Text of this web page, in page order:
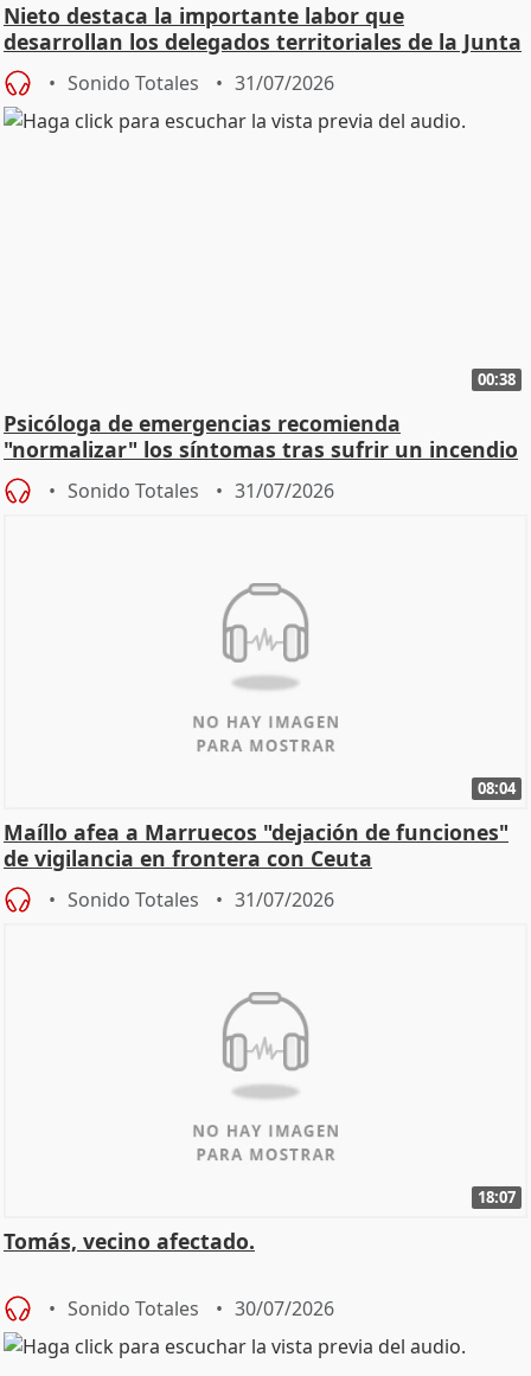
Nieto destaca la importante labor que
desarrollan los delegados territoriales de la Junta
Sonido Totales 31/07/2026
00:38
Psicóloga de emergencias recomienda
"normalizar" los síntomas tras sufrir un incendio
Sonido Totales 31/07/2026
08:04
Maíllo afea a Marruecos "dejación de funciones"
de vigilancia en frontera con Ceuta
Sonido Totales 31/07/2026
18:07
Tomás, vecino afectado.
Sonido Totales 30/07/2026